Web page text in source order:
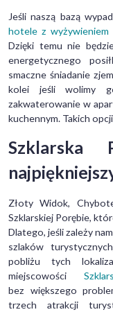
Jeśli naszą bazą
hotele z wyżywieniem
Dzięki temu nie
energetycznego
smaczne śniadanie
kolei jeśli wolimy
zakwaterowanie w
kuchennym. Takich
Złoty Widok,
Szklarskiej Porębie,
Dlatego, jeśli zależy
szlaków
pobliżu tych
miejscowości
bez większego
trzech atrakcji